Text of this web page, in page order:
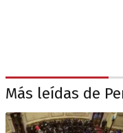
Más leídas de